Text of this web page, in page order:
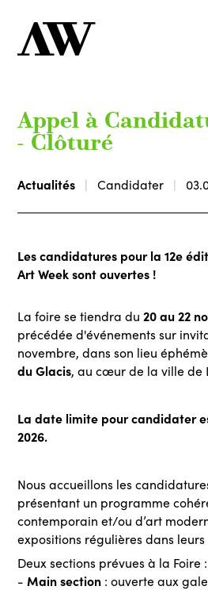
Appel à
- Clôturé
Actualités Candidater
Les candidatures pour la 12e
Art Week sont ouvertes !
La foire se tiendra du20 au 22
précédée d'événements sur
novembre, dans son lieu
du Glacis, au cœur de la ville de
La date limite pour candidater
2026.
Nous accueillons les
présentant un programme
contemporain et/ou d’art
expositions régulières dans
Deux sections prévues à la Foire :
- Main section : ouverte aux